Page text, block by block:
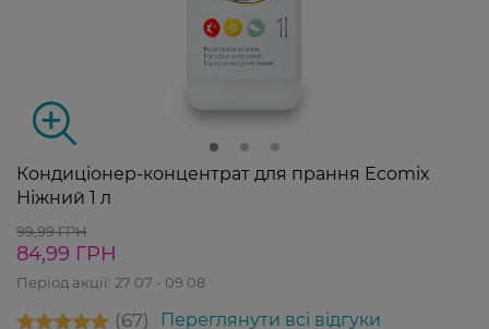
Кондиціонер-концентрат для прання Ecomix
Ніжний 1 л
99,99 ГРН
84,99 ГРН
Період акції: 27 07 - 09 08
67 Переглянути всі відгуки